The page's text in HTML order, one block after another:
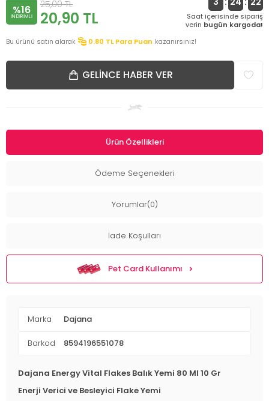
%16
INDIRIMLI
25,00TL
20,90 TL
Saat içerisinde sipariş
verin bugün kargoda!
Bu ürünü satın alarak
0.80 TL Para Puan kazanırsınız!
GELINCE HABER VER
Ürün Özellikleri
Ödeme Seçenekleri
Yorumlar(0)
İade Koşulları
Pet Card Kullanımı
Marka Dajana
Barkod 8594196551078
Dajana Energy Vital Flakes Balık Yemi 80 Ml 10 Gr
Enerji Verici ve Besleyici Flake Yemi